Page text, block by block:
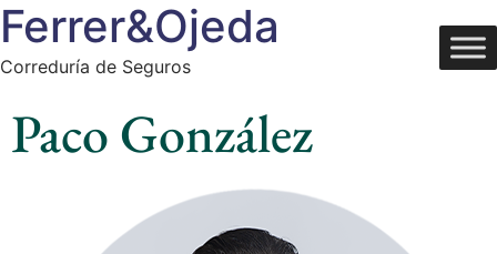
Ferrer&Ojeda
Correduría de Seguros
Paco González